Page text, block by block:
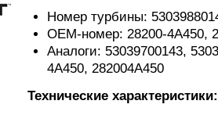
Номер турбины:
OEM-номер: 28200-4A450,
Аналоги: 53039700143,
4A450, 282004A450
Технические характеристики: